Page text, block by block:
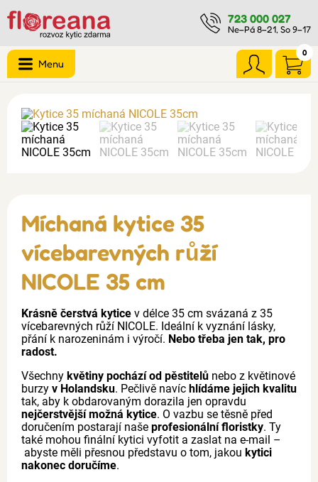
723 000 027
Ne–Pá 8–21, So 9–17
0
Menu
Míchaná kytice 35
vícebarevných růží
NICOLE 35 cm
Krásně čerstvá kytice v délce 35 cm svázaná z 35
vícebarevných růží NICOLE. Ideální k vyznání lásky,
přání k narozeninám i výročí. Nebo třeba jen tak, pro
radost.
Všechny květiny pochází od pěstitelů nebo z květinové
burzy v Holandsku. Pečlivě navíc hlídáme jejich kvalitu
tak, aby k obdarovaným dorazila jen opravdu
nejčerstvější možná kytice. O vazbu se těsně před
doručením postarají naše profesionální floristky. Ty
také mohou finální kytici vyfotit a zaslat na e-mail –
abyste měli přesnou představu o tom, jakou kytici
nakonec doručíme.